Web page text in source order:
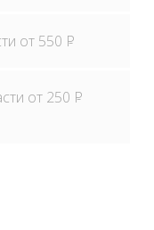
от 550 P
от 250 P